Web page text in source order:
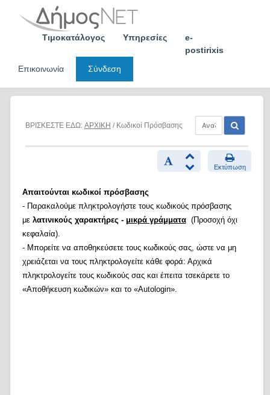
Τιμοκατάλογος Υπηρεσίες
e-
postirixis
Επικοινωνία
Σύνδεση
ΒΡΙΣΚΕΣΤΕ ΕΔΩ: ΑΡΧΙΚΗ / Κωδικοί Πρόσβασης
Εκτύπωση
Απαιτούνται κωδικοί πρόσβασης
- Παρακαλούμε πληκτρολογήστε τους κωδικούς πρόσβασης
με λατινικούς χαρακτήρες - μικρά γράμματα(Προσοχή όχι
κεφαλαία).
- Μπορείτε να αποθηκεύσετε τους κωδικούς σας, ώστε να μη
χρειάζεται να τους πληκτρολογείτε κάθε φορά: Αρχικά
πληκτρολογείτε τους κωδικούς σας και έπειτα τσεκάρετε το
«Αποθήκευση κωδικών» και το «Autologin».